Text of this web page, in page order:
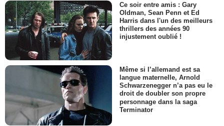
Ce soir entre amis : Gary
Oldman, Sean Penn et Ed
Harris dans l'un des meilleurs
thrillers des années 90
injustement oublié !
Même si l’allemand est sa
langue maternelle, Arnold
Schwarzenegger n’a pas eu le
droit de doubler son propre
personnage dans la saga
Terminator